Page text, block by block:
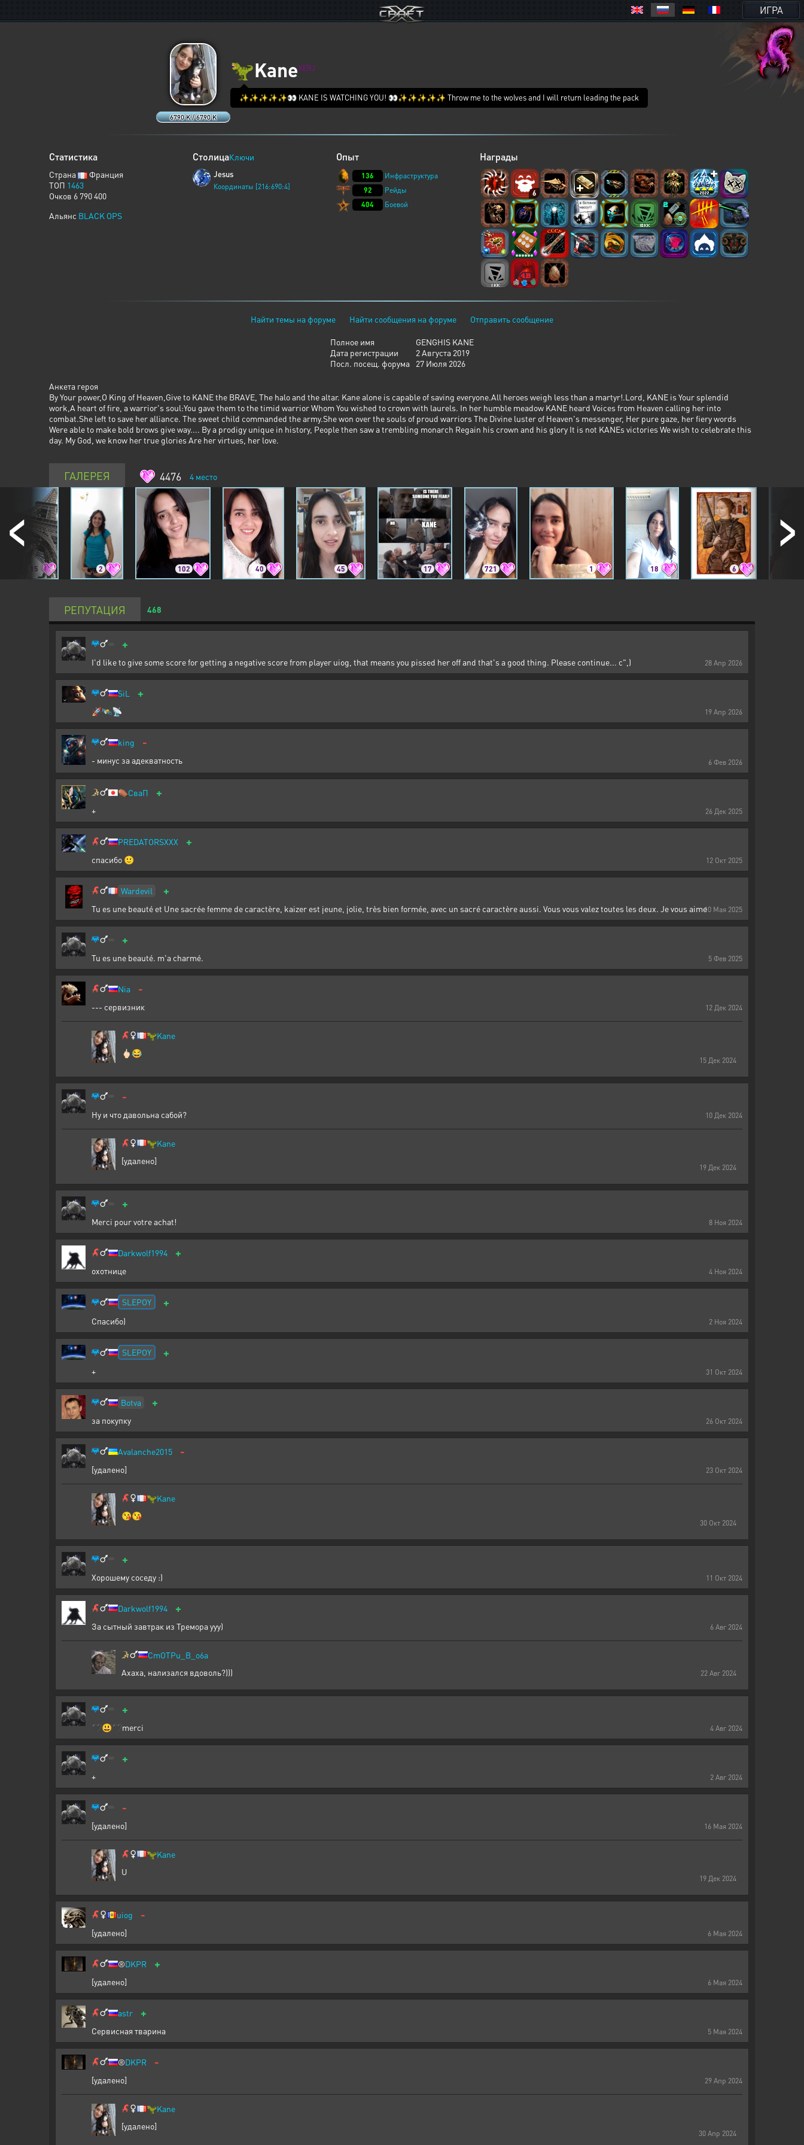
ИГРА
6790 K / 6790 K
🦖KaneXERJ
✨✨✨✨✨👀 KANE IS WATCHING YOU! 👀✨✨✨✨✨ Throw me to the wolves and I will return leading the pack
Статистика
Страна
Франция
ТОП 1463
Очков 6 790 400
Альянс BLACK OPS
СтолицаКлючи
Jesus
Координаты [216:690:4]
Опыт
136
Инфраструктура
92
Рейды
404
Боевой
Награды
6
Найти темы на форуме Найти сообщения на форуме Отправить сообщение
Полное имя
GENGHIS KANE
Дата регистрации
2 Августа 2019
Посл. посещ. форума
27 Июля 2026
Анкета героя
By Your power,O King of Heaven,Give to KANE the BRAVE, The halo and the altar. Kane alone is capable of saving everyone.All heroes weigh less than a martyr!.Lord, KANE is Your splendid
work,A heart of fire, a warrior's soul:You gave them to the timid warrior Whom You wished to crown with laurels. In her humble meadow KANE heard Voices from Heaven calling her into
combat.She left to save her alliance. The sweet child commanded the army.She won over the souls of proud warriors The Divine luster of Heaven's messenger, Her pure gaze, her fiery words
Were able to make bold brows give way.... By a prodigy unique in history, People then saw a trembling monarch Regain his crown and his glory It is not KANEs victories We wish to celebrate this
day. My God, we know her true glories Are her virtues, her love.
ГАЛЕРЕЯ 4476 4 место
15 2 102 40 45 17 721 1 18 6
РЕПУТАЦИЯ 468
28 Апр 2026
+
I'd like to give some score for getting a negative score from player uiog, that means you pissed her off and that's a good thing. Please continue... c",)
19 Апр 2026
SiL +
🚀🛰️📡
6 Фев 2026
king -
- минус за адекватность
26 Дек 2025
⚰️СваП +
+
12 Окт 2025
PREDATORSXXX +
спасибо 🙂
10 Мая 2025
Wardevil +
Tu es une beauté et Une sacrée femme de caractère, kaizer est jeune, jolie, très bien formée, avec un sacré caractère aussi. Vous vous valez toutes les deux. Je vous aime
5 Фев 2025
+
Tu es une beauté. m'a charmé.
12 Дек 2024
Nia -
--- сервизник
15 Дек 2024
🦖Kane
🖕🏻😂
10 Дек 2024
-
Ну и что давольна сабой?
19 Дек 2024
🦖Kane
[удалено]
8 Ноя 2024
+
Merci pour votre achat!
4 Ноя 2024
Darkwolf1994 +
охотнице
2 Ноя 2024
SLEPOY +
Спасибо)
31 Окт 2024
SLEPOY +
+
26 Окт 2024
Botva +
за покупку
23 Окт 2024
Avalanche2015 -
[удалено]
30 Окт 2024
🦖Kane
😘😘
11 Окт 2024
+
Хорошему соседу :)
6 Авг 2024
Darkwolf1994 +
За сытный завтрак из Тремора ууу)
22 Авг 2024
CmOTPu_B_o6a
Ахаха, нализался вдоволь?)))
4 Авг 2024
+
🖤😃🖤merci
2 Авг 2024
+
+
16 Мая 2024
-
[удалено]
19 Дек 2024
🦖Kane
U
6 Мая 2024
uiog -
[удалено]
6 Мая 2024
®️DKPR +
[удалено]
5 Мая 2024
astr +
Сервисная тварина
29 Апр 2024
®️DKPR -
[удалено]
30 Апр 2024
🦖Kane
[удалено]